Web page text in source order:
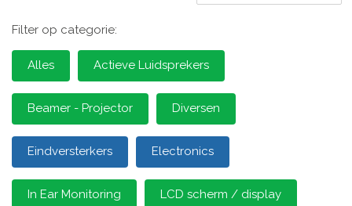
Filter op categorie:
Alles Actieve Luidsprekers
Beamer - Projector Diversen
Eindversterkers Electronics
In Ear Monitoring LCD scherm / display